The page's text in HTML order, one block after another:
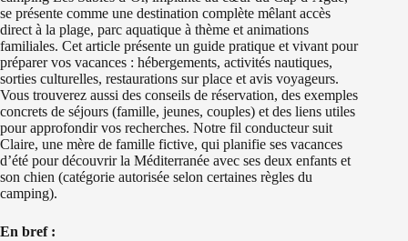
se présente comme une destination complète mêlant accès
direct à la plage, parc aquatique à thème et animations
familiales. Cet article présente un guide pratique et vivant pour
préparer vos vacances : hébergements, activités nautiques,
sorties culturelles, restaurations sur place et avis voyageurs.
Vous trouverez aussi des conseils de réservation, des exemples
concrets de séjours (famille, jeunes, couples) et des liens utiles
pour approfondir vos recherches. Notre fil conducteur suit
Claire, une mère de famille fictive, qui planifie ses vacances
d’été pour découvrir la Méditerranée avec ses deux enfants et
son chien (catégorie autorisée selon certaines règles du
camping).
En bref :